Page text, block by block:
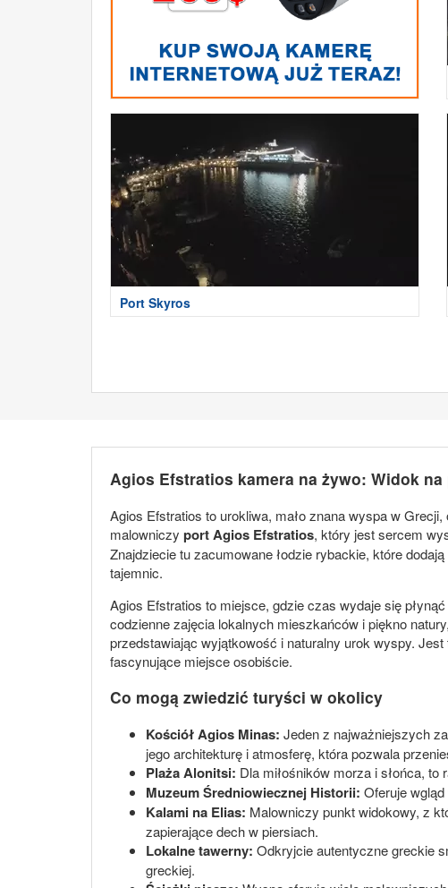
Port Skyros
Agios Efstratios kamera na żywo: Widok
Agios Efstratios to urokliwa, mało znana wyspa w
malowniczy port Agios Efstratios, który jest sercem
Znajdziecie tu zacumowane łodzie rybackie, które
tajemnic.
Agios Efstratios to miejsce, gdzie czas wydaje się
codzienne zajęcia lokalnych mieszkańców i piękno
przedstawiając wyjątkowość i naturalny urok wyspy.
fascynujące miejsce osobiście.
Co mogą zwiedzić turyści w okolicy
Kościół Agios Minas: Jeden z najważniejszych
jego architekturę i atmosferę, która pozwala
Plaża Alonitsi: Dla miłośników morza i słońca,
Muzeum Średniowiecznej Historii: Oferuje
Kalami na Elias: Malowniczy punkt widokowy, z
zapierające dech w piersiach.
Lokalne tawerny: Odkryjcie autentyczne greckie
greckiej.